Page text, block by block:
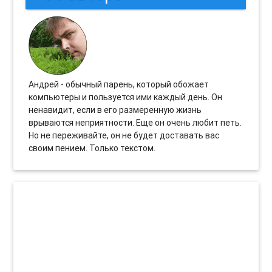
Андрей - обычный парень, который обожает
компьютеры и пользуется ими каждый день. Он
ненавидит, если в его размеренную жизнь
врываются неприятности. Еще он очень любит петь.
Но не переживайте, он не будет доставать вас
своим пением. Только текстом.